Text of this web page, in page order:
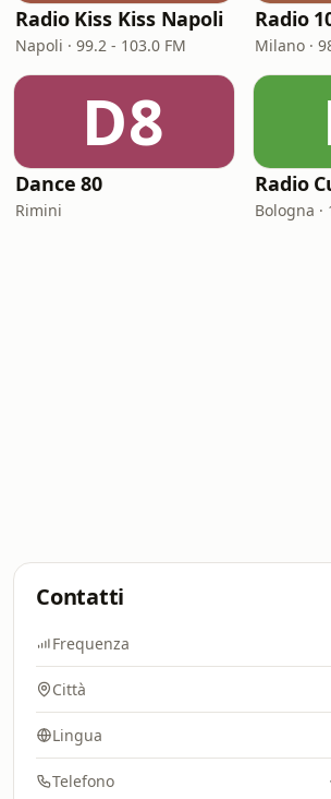
Radio Kiss Kiss Napoli
Napoli · 99.2 - 103.0 FM
Radio
Milano ·
D8
Dance 80
Rimini
Radio
Bologna ·
Contatti
Frequenza
Città
Lingua
Telefono